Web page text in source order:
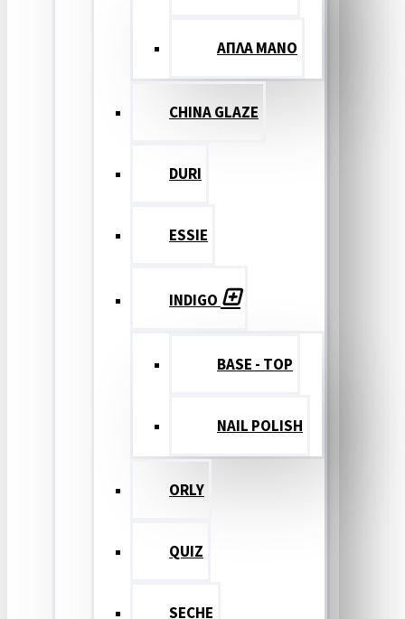
ΑΠΛΑ ΜΑΝΟ
CHINA GLAZE
DURI
ESSIE
INDIGO
BASE - TOP
NAIL POLISH
ORLY
QUIZ
SECHE